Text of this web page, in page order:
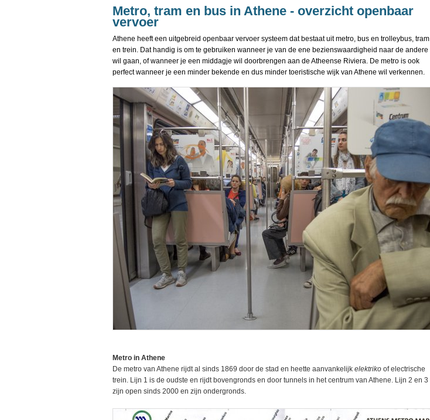
Metro, tram en bus in Athene - overzicht openbaar
vervoer
Athene heeft een uitgebreid openbaar vervoer systeem dat bestaat uit metro, bus en trolleybus, tram
en trein. Dat handig is om te gebruiken wanneer je van de ene bezienswaardigheid naar de andere
wil gaan, of wanneer je een middagje wil doorbrengen aan de Atheense Riviera. De metro is ook
perfect wanneer je een minder bekende en dus minder toeristische wijk van Athene wil verkennen.
Metro in Athene
De metro van Athene rijdt al sinds 1869 door de stad en heette aanvankelijk elektriko of electrische
trein. Lijn 1 is de oudste en rijdt bovengronds en door tunnels in het centrum van Athene. Lijn 2 en 3
zijn open sinds 2000 en zijn ondergronds.